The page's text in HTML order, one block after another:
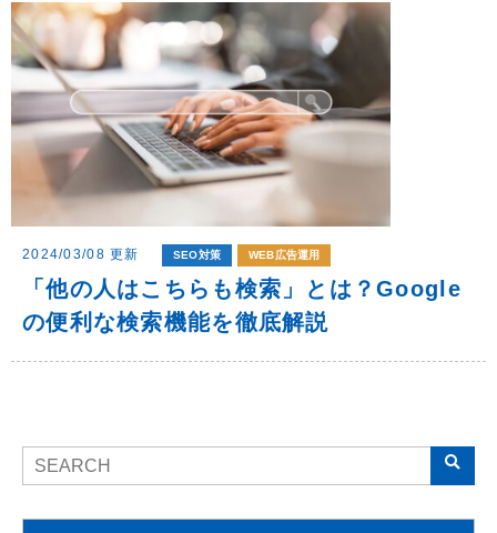
2024/03/08 更新 SEO対策 WEB広告運用
「他の人はこちらも検索」とは？Google
の便利な検索機能を徹底解説